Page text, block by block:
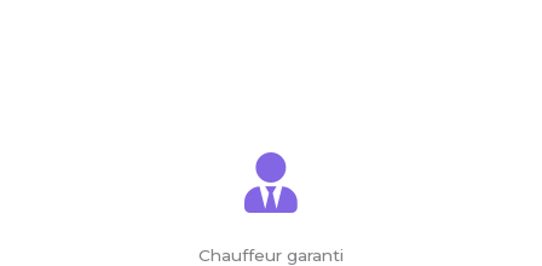
Chauffeur garanti